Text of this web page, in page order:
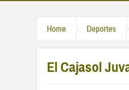
Home Deportes
El Cajasol